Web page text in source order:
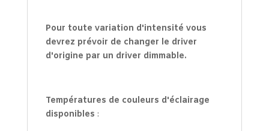
Pour toute variation d'intensité vous
devrez prévoir de changer le driver
d'origine par un driver dimmable.
Températures de couleurs d'éclairage
disponibles :